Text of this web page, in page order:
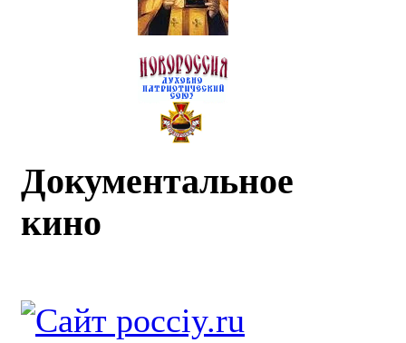
Документальное
кино